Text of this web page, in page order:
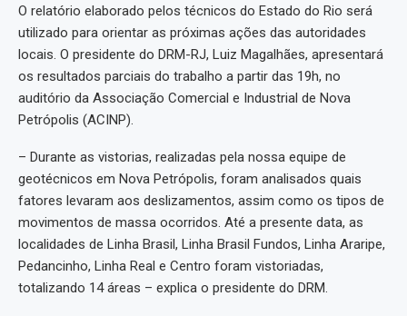
O relatório elaborado pelos técnicos do Estado do Rio será
utilizado para orientar as próximas ações das autoridades
locais. O presidente do DRM-RJ, Luiz Magalhães, apresentará
os resultados parciais do trabalho a partir das 19h, no
auditório da Associação Comercial e Industrial de Nova
Petrópolis (ACINP).
– Durante as vistorias, realizadas pela nossa equipe de
geotécnicos em Nova Petrópolis, foram analisados quais
fatores levaram aos deslizamentos, assim como os tipos de
movimentos de massa ocorridos. Até a presente data, as
localidades de Linha Brasil, Linha Brasil Fundos, Linha Araripe,
Pedancinho, Linha Real e Centro foram vistoriadas,
totalizando 14 áreas – explica o presidente do DRM.